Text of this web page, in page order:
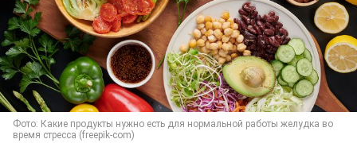
Фото: Какие продукты нужно есть для нормальной работы желудка во
время стресса (freepik-com)